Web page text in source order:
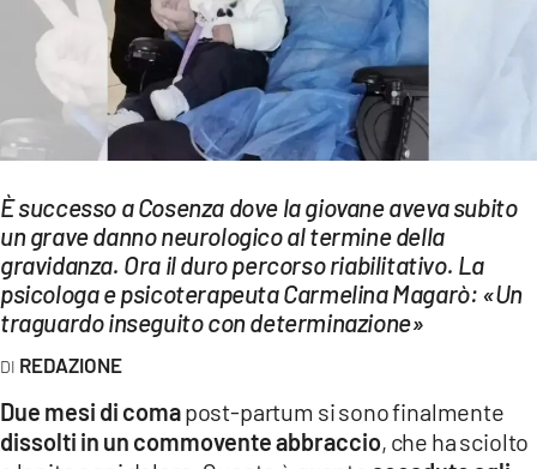
SPORT
Streaming
LAC TV
LAC ONAIR
LaC
Network
LACPLAY.IT
LACTV.IT
LACONAIR.IT
È successo a Cosenza dove la giovane aveva subito
un grave danno neurologico al termine della
gravidanza. Ora il duro percorso riabilitativo. La
psicologa e psicoterapeuta Carmelina Magarò: «Un
traguardo inseguito con determinazione»
REDAZIONE
Due mesi di comapost-partum si sono finalmente
dissolti in un commovente abbraccio, che ha sciolto